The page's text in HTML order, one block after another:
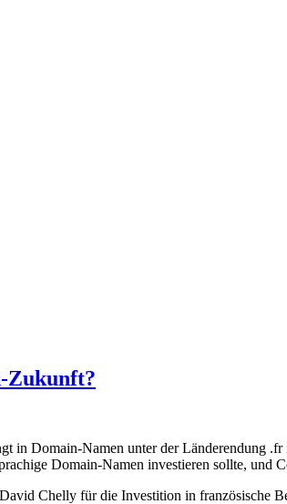
Zukunft?
in Domain-Namen unter der Länderendung
Domain-Namen investieren sollte, und
Chelly für die Investition in französische